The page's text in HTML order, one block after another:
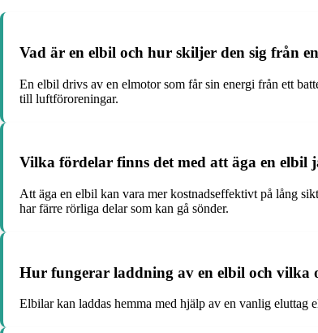
Vad är en elbil och hur skiljer den sig från
En elbil drivs av en elmotor som får sin energi från ett
till luftföroreningar.
Vilka fördelar finns det med att äga en elbil
Att äga en elbil kan vara mer kostnadseffektivt på lång
har färre rörliga delar som kan gå sönder.
Hur fungerar laddning av en elbil och vilka
Elbilar kan laddas hemma med hjälp av en vanlig eluttag